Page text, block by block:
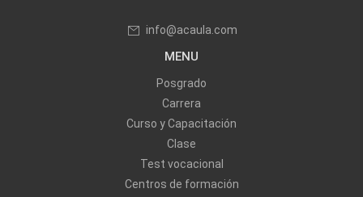
info@acaula.com
MENU
Posgrado
Carrera
Curso y Capacitación
Clase
Test vocacional
Centros de formación